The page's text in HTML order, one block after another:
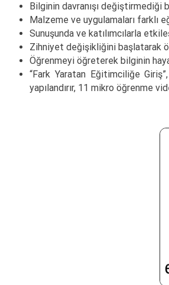
Bilginin davranışı değiştirmediği
Malzeme ve uygulamaları
Sunuşunda ve katılımcılarla
Zihniyet değişikliğini başlatarak
Öğrenmeyi öğreterek bilginin
“Fark Yaratan Eğitimciliğe
yapılandırır, 11 mikro öğrenme